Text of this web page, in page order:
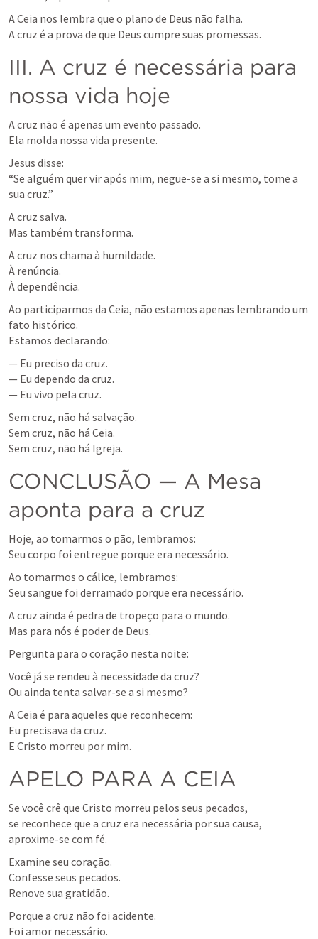
A Ceia nos lembra que o plano de Deus não falha.
A cruz é a prova de que Deus cumpre suas promessas.
III. A cruz é necessária para
nossa vida hoje
A cruz não é apenas um evento passado.
Ela molda nossa vida presente.
Jesus disse:
“Se alguém quer vir após mim, negue-se a si mesmo, tome a
sua cruz.”
A cruz salva.
Mas também transforma.
A cruz nos chama à humildade.
À renúncia.
À dependência.
Ao participarmos da Ceia, não estamos apenas lembrando um
fato histórico.
Estamos declarando:
— Eu preciso da cruz.
— Eu dependo da cruz.
— Eu vivo pela cruz.
Sem cruz, não há salvação.
Sem cruz, não há Ceia.
Sem cruz, não há Igreja.
CONCLUSÃO — A Mesa
aponta para a cruz
Hoje, ao tomarmos o pão, lembramos:
Seu corpo foi entregue porque era necessário.
Ao tomarmos o cálice, lembramos:
Seu sangue foi derramado porque era necessário.
A cruz ainda é pedra de tropeço para o mundo.
Mas para nós é poder de Deus.
Pergunta para o coração nesta noite:
Você já se rendeu à necessidade da cruz?
Ou ainda tenta salvar-se a si mesmo?
A Ceia é para aqueles que reconhecem:
Eu precisava da cruz.
E Cristo morreu por mim.
APELO PARA A CEIA
Se você crê que Cristo morreu pelos seus pecados,
se reconhece que a cruz era necessária por sua causa,
aproxime-se com fé.
Examine seu coração.
Confesse seus pecados.
Renove sua gratidão.
Porque a cruz não foi acidente.
Foi amor necessário.